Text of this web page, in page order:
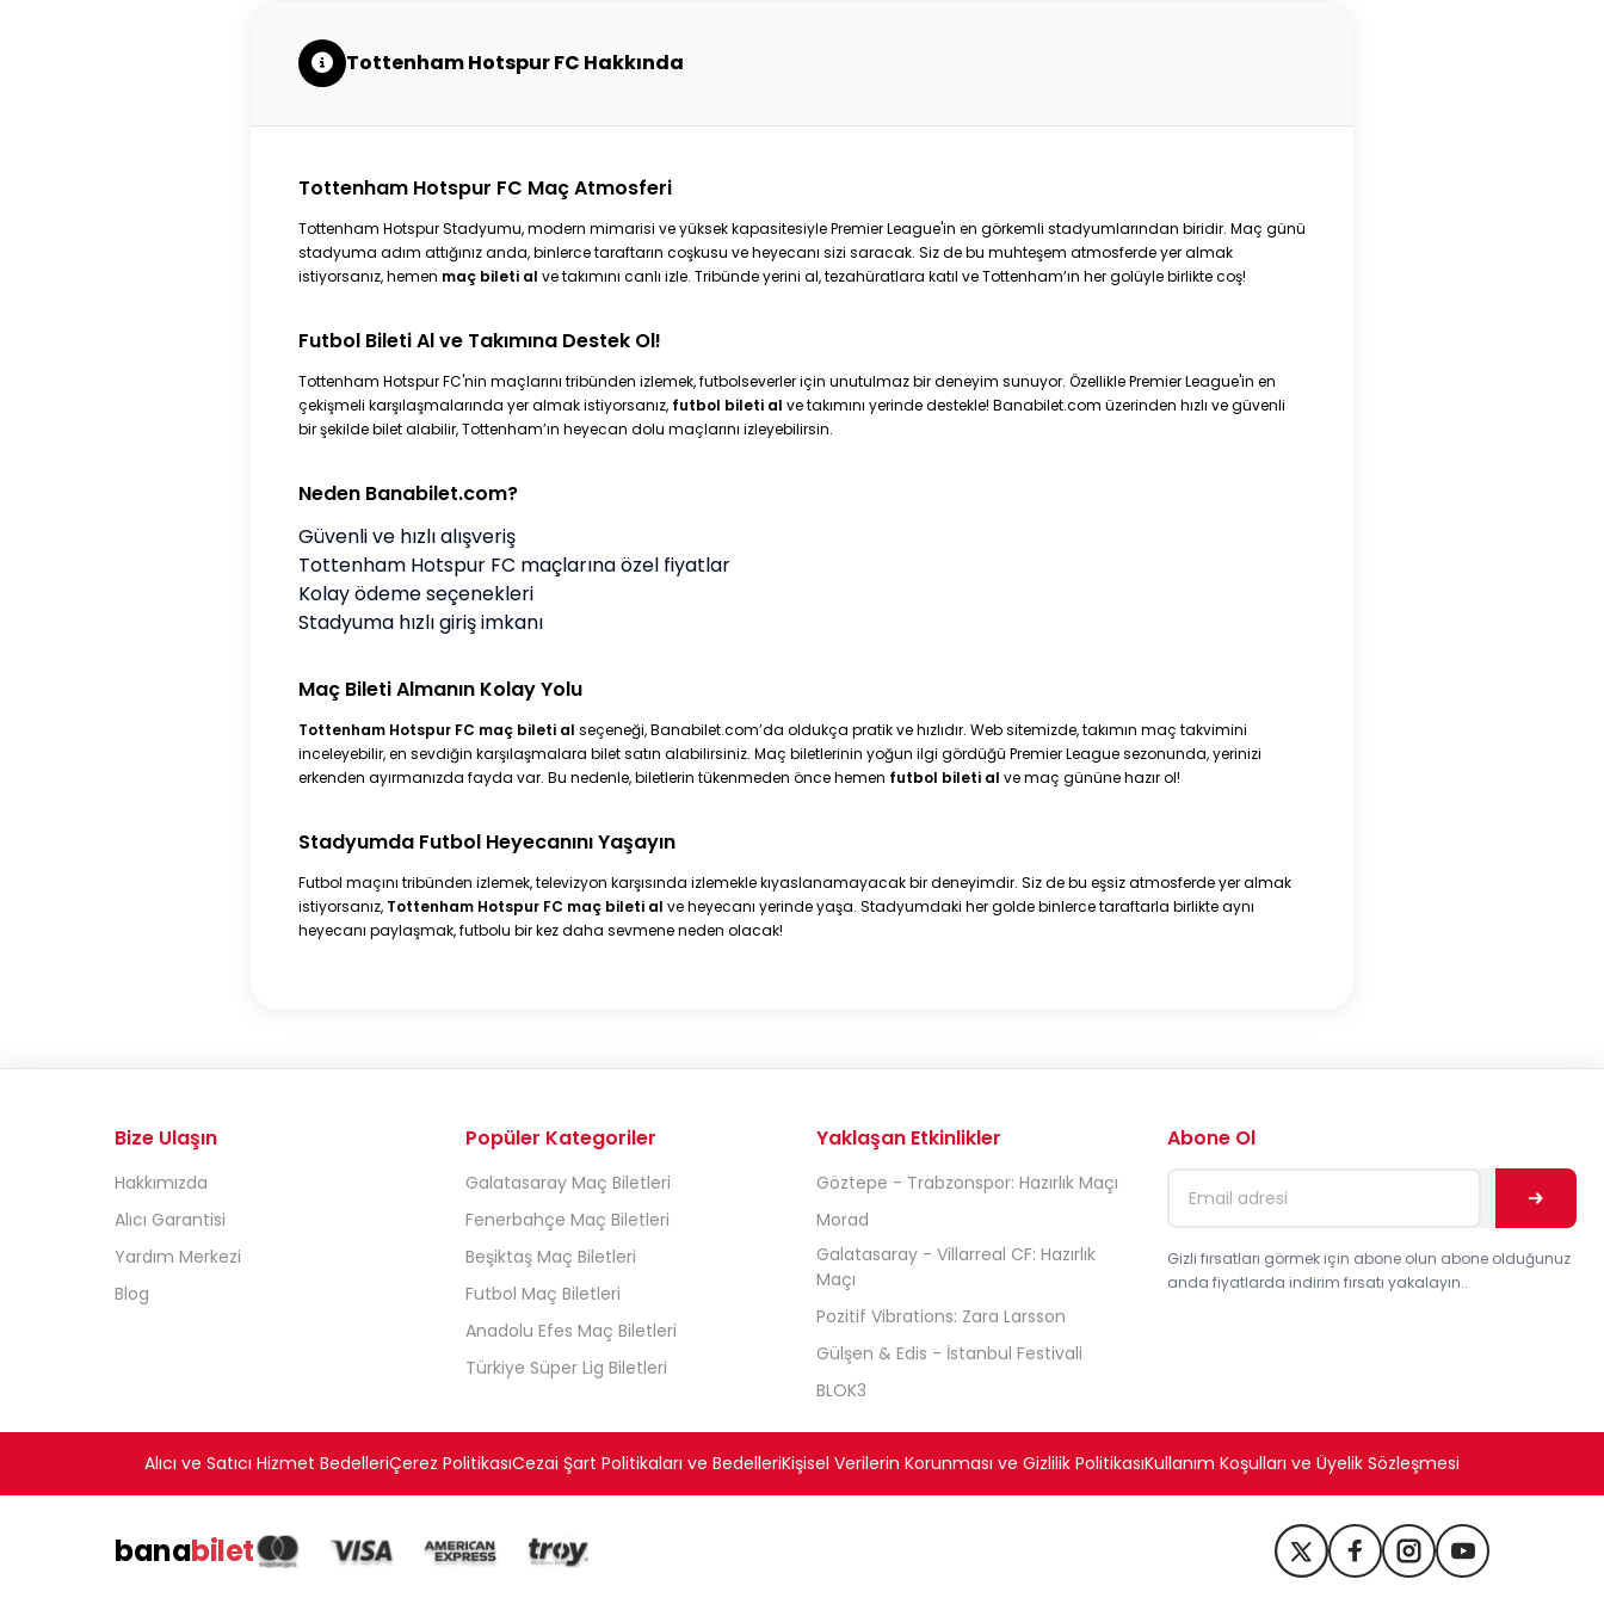
Tottenham Hotspur FC Hakkında
Tottenham Hotspur FC Maç Atmosferi
Tottenham Hotspur Stadyumu, modern mimarisi ve yüksek kapasitesiyle Premier League'in en görkemli stadyumlarından biridir. Maç günü
stadyuma adım attığınız anda, binlerce taraftarın coşkusu ve heyecanı sizi saracak. Siz de bu muhteşem atmosferde yer almak
istiyorsanız, hemen maç bileti al ve takımını canlı izle. Tribünde yerini al, tezahüratlara katıl ve Tottenham’ın her golüyle birlikte coş!
Futbol Bileti Al ve Takımına Destek Ol!
Tottenham Hotspur FC'nin maçlarını tribünden izlemek, futbolseverler için unutulmaz bir deneyim sunuyor. Özellikle Premier League'in en
çekişmeli karşılaşmalarında yer almak istiyorsanız, futbol bileti al ve takımını yerinde destekle! Banabilet.com üzerinden hızlı ve güvenli
bir şekilde bilet alabilir, Tottenham’ın heyecan dolu maçlarını izleyebilirsin.
Neden Banabilet.com?
Güvenli ve hızlı alışveriş
Tottenham Hotspur FC maçlarına özel fiyatlar
Kolay ödeme seçenekleri
Stadyuma hızlı giriş imkanı
Maç Bileti Almanın Kolay Yolu
Tottenham Hotspur FC maç bileti al seçeneği, Banabilet.com’da oldukça pratik ve hızlıdır. Web sitemizde, takımın maç takvimini
inceleyebilir, en sevdiğin karşılaşmalara bilet satın alabilirsiniz. Maç biletlerinin yoğun ilgi gördüğü Premier League sezonunda, yerinizi
erkenden ayırmanızda fayda var. Bu nedenle, biletlerin tükenmeden önce hemen futbol bileti al ve maç gününe hazır ol!
Stadyumda Futbol Heyecanını Yaşayın
Futbol maçını tribünden izlemek, televizyon karşısında izlemekle kıyaslanamayacak bir deneyimdir. Siz de bu eşsiz atmosferde yer almak
istiyorsanız, Tottenham Hotspur FC maç bileti al ve heyecanı yerinde yaşa. Stadyumdaki her golde binlerce taraftarla birlikte aynı
heyecanı paylaşmak, futbolu bir kez daha sevmene neden olacak!
Bize Ulaşın
Hakkımızda
Alıcı Garantisi
Yardım Merkezi
Blog
Popüler Kategoriler
Galatasaray Maç Biletleri
Fenerbahçe Maç Biletleri
Beşiktaş Maç Biletleri
Futbol Maç Biletleri
Anadolu Efes Maç Biletleri
Türkiye Süper Lig Biletleri
Yaklaşan Etkinlikler
Göztepe - Trabzonspor: Hazırlık Maçı
Morad
Galatasaray - Villarreal CF: Hazırlık
Maçı
Pozitif Vibrations: Zara Larsson
Gülşen & Edis - İstanbul Festivali
BLOK3
Abone Ol
Gizli fırsatları görmek için abone olun abone olduğunuz
anda fiyatlarda indirim fırsatı yakalayın..
Alıcı ve Satıcı Hizmet BedelleriÇerez PolitikasıCezai Şart Politikaları ve BedelleriKişisel Verilerin Korunması ve Gizlilik PolitikasıKullanım Koşulları ve Üyelik Sözleşmesi
banabilet